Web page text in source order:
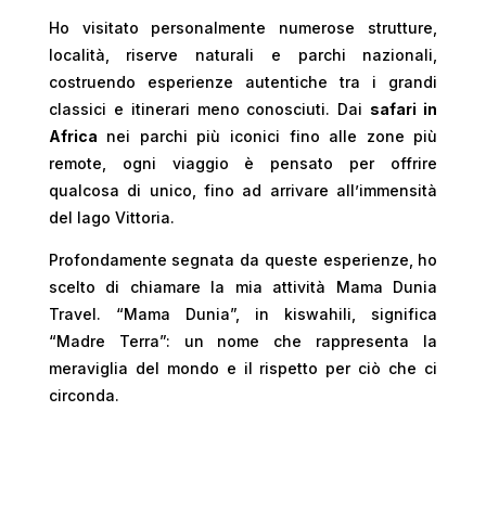
Ho visitato personalmente numerose strutture,
località, riserve naturali e parchi nazionali,
costruendo esperienze autentiche tra i grandi
classici e itinerari meno conosciuti. Dai safari in
Africa nei parchi più iconici fino alle zone più
remote, ogni viaggio è pensato per offrire
qualcosa di unico, fino ad arrivare all’immensità
del lago Vittoria.
Profondamente segnata da queste esperienze, ho
scelto di chiamare la mia attività Mama Dunia
Travel. “Mama Dunia”, in kiswahili, significa
“Madre Terra”: un nome che rappresenta la
meraviglia del mondo e il rispetto per ciò che ci
circonda.